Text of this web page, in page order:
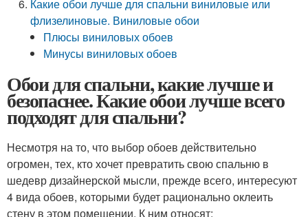
Какие обои лучше для спальни виниловые или
флизелиновые. Виниловые обои
Плюсы виниловых обоев
Минусы виниловых обоев
Обои для спальни, какие лучше и
безопаснее. Какие обои лучше всего
подходят для спальни?
Несмотря на то, что выбор обоев действительно
огромен, тех, кто хочет превратить свою спальню в
шедевр дизайнерской мысли, прежде всего, интересуют
4 вида обоев, которыми будет рационально оклеить
стену в этом помещении. К ним относят: